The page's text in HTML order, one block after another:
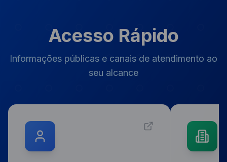
Acesso Rápido
Informações públicas e canais de atendimento ao
seu alcance